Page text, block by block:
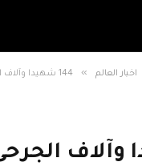
اخبار العالم » 144 شهيدا وآلاف الجرحى بالقدس خلال 5 سنوات
وآلاف